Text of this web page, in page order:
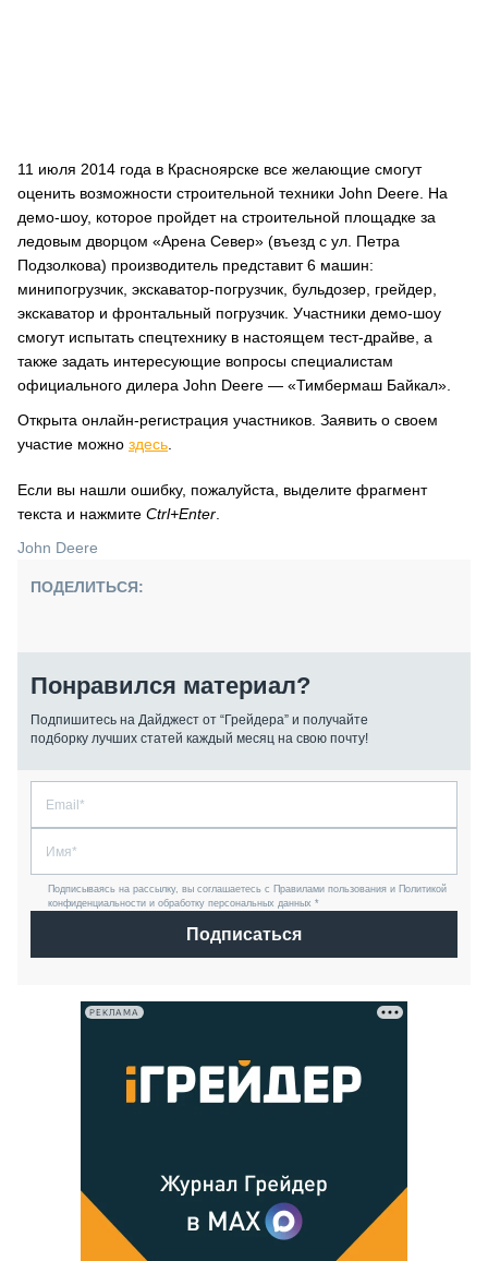
11 июля 2014 года в Красноярске все желающие смогут
оценить возможности строительной техники John Deere. На
демо-шоу, которое пройдет на строительной площадке за
ледовым дворцом «Арена Север» (въезд с ул. Петра
Подзолкова) производитель представит 6 машин:
минипогрузчик, экскаватор-погрузчик, бульдозер, грейдер,
экскаватор и фронтальный погрузчик. Участники демо-шоу
смогут испытать спецтехнику в настоящем тест-драйве, а
также задать интересующие вопросы специалистам
официального дилера John Deere — «Тимбермаш Байкал».
Открыта онлайн-регистрация участников. Заявить о своем
участие можно здесь
Если вы нашли ошибку, пожалуйста, выделите фрагмент
текста и нажмите Ctrl+Enter
John Deere
ПОДЕЛИТЬСЯ:
Понравился материал?
Подпишитесь на Дайджест от “Грейдера” и получайте
подборку лучших статей каждый месяц на свою почту!
Подписываясь на рассылку, вы соглашаетесь с Правилами пользования и Политикой
конфиденциальности и обработку персональных данных *
Подписаться
РЕКЛАМА